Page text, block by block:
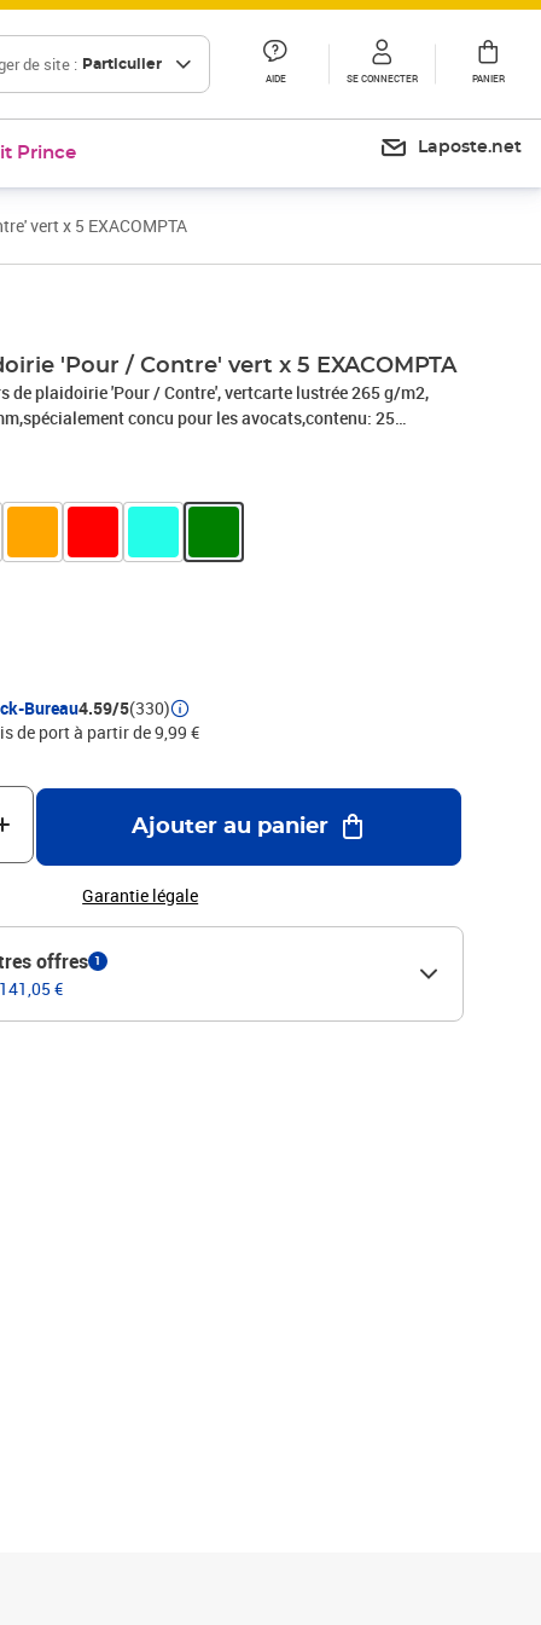
de site : Particulier
AIDE SE CONNECTER PANIER
Prince Laposte.net
vert x 5 EXACOMPTA
'Pour / Contre' vert x 5 EXACOMPTA
de plaidoirie 'Pour / Contre', vertcarte lustrée 265 g/m2,
concu pour les avocats,contenu: 25
NON CONTRACTUELLES
Bureau4.59/5(330)
de port à partir de 9,99 €
Ajouter au panier
Garantie légale
offres 1
€